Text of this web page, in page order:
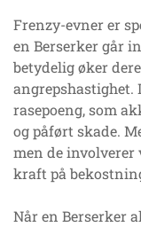
Frenzy-evner er
en Berserker går
betydelig øker
angrepshastighet.
rasepoeng, som
og påført skade.
men de
kraft på
Når en Berserker